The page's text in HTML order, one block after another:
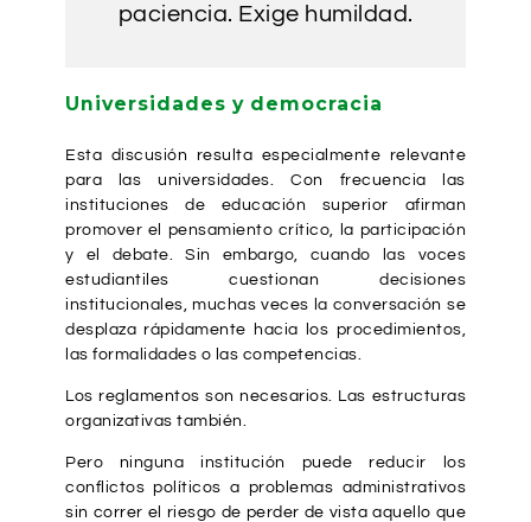
paciencia. Exige humildad.
Universidades y democracia
Esta discusión resulta especialmente relevante
para las universidades. Con frecuencia las
instituciones de educación superior afirman
promover el pensamiento crítico, la participación
y el debate. Sin embargo, cuando las voces
estudiantiles cuestionan decisiones
institucionales, muchas veces la conversación se
desplaza rápidamente hacia los procedimientos,
las formalidades o las competencias.
Los reglamentos son necesarios. Las estructuras
organizativas también.
Pero ninguna institución puede reducir los
conflictos políticos a problemas administrativos
sin correr el riesgo de perder de vista aquello que